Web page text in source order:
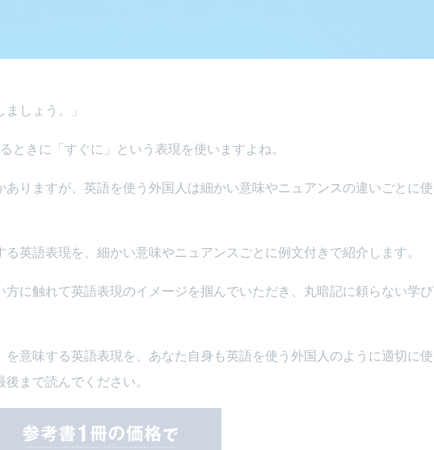
しょう。」
ときに「すぐに」という表現を使いますよね。
りますが、英語を使う外国人は細かい意味やニュアンスの違いごとに使
英語表現を、細かい意味やニュアンスごとに例文付きで紹介します。
に触れて英語表現のイメージを掴んでいただき、丸暗記に頼らない学び
意味する英語表現を、あなた自身も英語を使う外国人のように適切に使
まで読んでください。